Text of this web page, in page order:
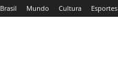
Brasil Mundo Cultura Esportes